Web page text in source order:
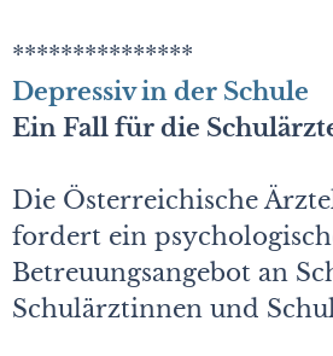
***************
Depressiv in der Schule
Ein Fall für die
Die Österreichische
fordert ein
Betreuungsangebot an
Schulärztinnen und